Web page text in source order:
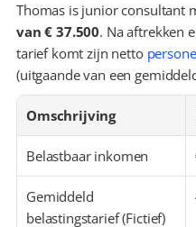
Thomas is junior consultant
van € 37.500. Na aftrekken
tarief komt zijn netto
(uitgaande van een
Omschrijving
Belastbaar inkomen
Gemiddeld
belastingstarief (Fictief)